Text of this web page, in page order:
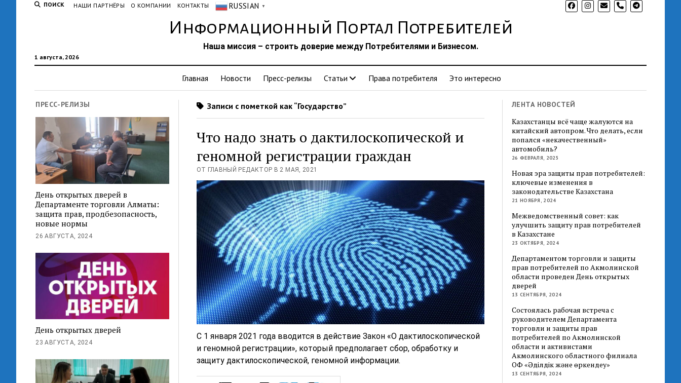
ПОИСК НАШИ ПАРТНЁРЫ О КОМПАНИИ КОНТАКТЫ RUSSIAN ▼ phone
Информационный Портал Потребителей
1 августа, 2026
Наша миссия – строить доверие между Потребителями и Бизнесом.
Главная Новости Пресс-релизы Статьи Права потребителя Это интересно
ПРЕСС-РЕЛИЗЫ
День открытых дверей в
Департаменте торговли Алматы:
защита прав, продбезопасность,
новые нормы
26 АВГУСТА, 2024
День открытых дверей
23 АВГУСТА, 2024
Записи с пометкой как “Государство”
Что надо знать о дактилоскопической и
геномной регистрации граждан
ОТ ГЛАВНЫЙ РЕДАКТОР В 2 МАЯ, 2021
С 1 января 2021 года вводится в действие Закон «О дактилоскопической
и геномной регистрации», который предполагает сбор, обработку и
защиту дактилоскопической, геномной информации.
ЛЕНТА НОВОСТЕЙ
Казахстанцы всё чаще жалуются на
китайский автопром. Что делать, если
попался «некачественный»
автомобиль?
26 ФЕВРАЛЯ, 2025
Новая эра защиты прав потребителей:
ключевые изменения в
законодательстве Казахстана
21 НОЯБРЯ, 2024
Межведомственный совет: как
улучшить защиту прав потребителей
в Казахстане
23 ОКТЯБРЯ, 2024
Департаментом торговли и защиты
прав потребителей по Акмолинской
области проведен День открытых
дверей
13 СЕНТЯБРЯ, 2024
Состоялась рабочая встреча с
руководителем Департамента
торговли и защиты прав
потребителей по Акмолинской
области и активистами
Акмолинского областного филиала
ОФ «Әділдік және өркендеу»
13 СЕНТЯБРЯ, 2024